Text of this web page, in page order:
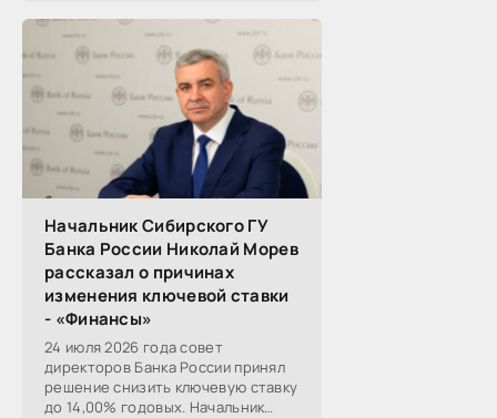
«Победа». Его участниками
выступили эксперты,
Начальник Сибирского ГУ
Банка России Николай Морев
рассказал о причинах
изменения ключевой ставки
- «Финансы»
24 июля 2026 года совет
директоров Банка России принял
решение снизить ключевую ставку
до 14,00% годовых. Начальник